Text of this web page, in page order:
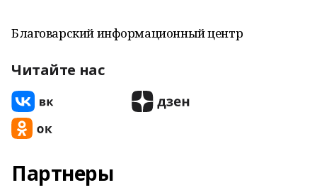
Благоварский информационный центр
Читайте нас
Партнеры